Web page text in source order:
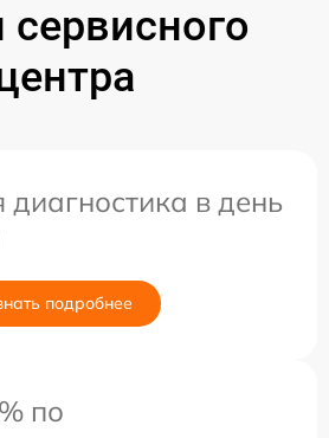
диагностика в день
подробнее
по